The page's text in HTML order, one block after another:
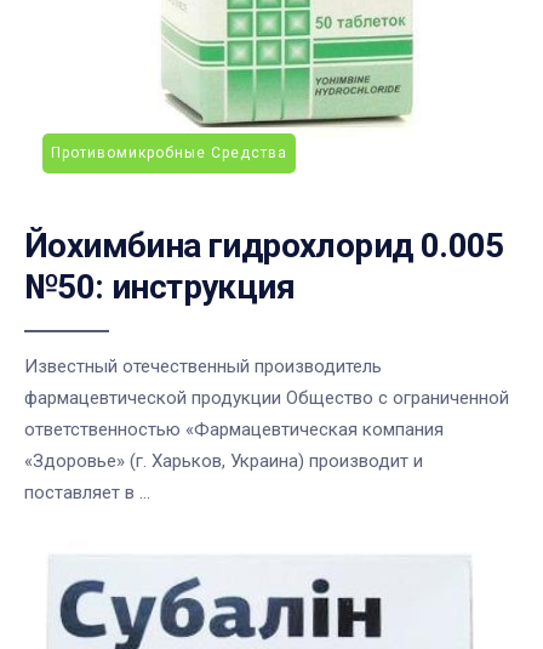
Противомикробные Средства
Йохимбина гидрохлорид 0.005
№50: инструкция
Известный отечественный производитель
фармацевтической продукции Общество с ограниченной
ответственностью «Фармацевтическая компания
«Здоровье» (г. Харьков, Украина) производит и
поставляет в ...